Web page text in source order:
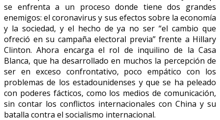
se enfrenta a un proceso donde tiene dos grandes
enemigos: el coronavirus y sus efectos sobre la economía
y la sociedad, y el hecho de ya no ser “el cambio que
ofreció en su campaña electoral previa” frente a Hillary
Clinton. Ahora encarga el rol de inquilino de la Casa
Blanca, que ha desarrollado en muchos la percepción de
ser en exceso confrontativo, poco empático con los
problemas de los estadounidenses y que se ha peleado
con poderes fácticos, como los medios de comunicación,
sin contar los conflictos internacionales con China y su
batalla contra el socialismo internacional.